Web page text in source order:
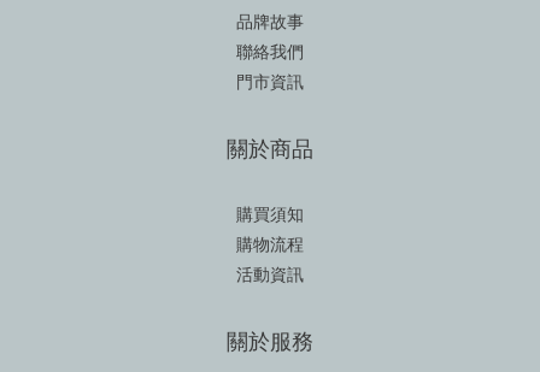
品牌故事
聯絡我們
門市資訊
關於商品
購買須知
購物流程
活動資訊
關於服務